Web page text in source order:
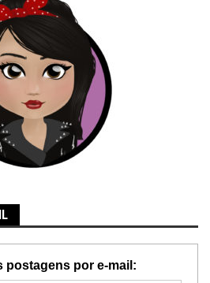
postagens por e-mail: